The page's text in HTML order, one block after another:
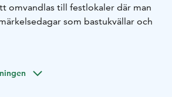
omvandlas till festlokaler där man
som bastukvällar och